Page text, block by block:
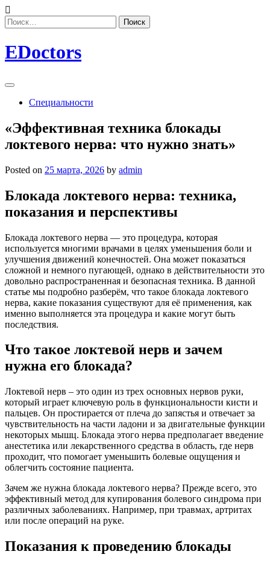
Skip
to
content
Найти:
EDoctors
Специальности
«Эффективная техника блокады
локтевого нерва: что нужно знать»
Posted on 25 марта, 2026 by admin
Блокада локтевого нерва: техника,
показания и перспективы
Блокада локтевого нерва — это процедура, которая
используется многими врачами в целях уменьшения боли и
улучшения движений конечностей. Она может показаться
сложной и немного пугающей, однако в действительности это
довольно распространенная и безопасная техника. В данной
статье мы подробно разберём, что такое блокада локтевого
нерва, какие показания существуют для её применения, как
именно выполняется эта процедура и какие могут быть
последствия.
Что такое локтевой нерв и зачем
нужна его блокада?
Локтевой нерв – это один из трех основных нервов руки,
который играет ключевую роль в функциональности кисти и
пальцев. Он простирается от плеча до запястья и отвечает за
чувствительность на части ладони и за двигательные функции
некоторых мышц. Блокада этого нерва предполагает введение
анестетика или лекарственного средства в область, где нерв
проходит, что помогает уменьшить болевые ощущения и
облегчить состояние пациента.
Зачем же нужна блокада локтевого нерва? Прежде всего, это
эффективный метод для купирования болевого синдрома при
различных заболеваниях. Например, при травмах, артритах
или после операций на руке.
Показания к проведению блокады